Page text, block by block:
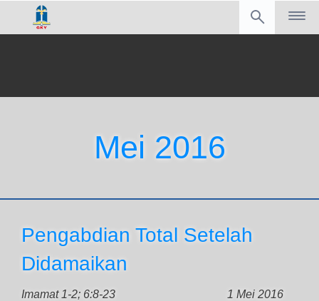
Mei 2016
Pengabdian Total Setelah
Didamaikan
Imamat 1-2; 6:8-23 1 Mei 2016